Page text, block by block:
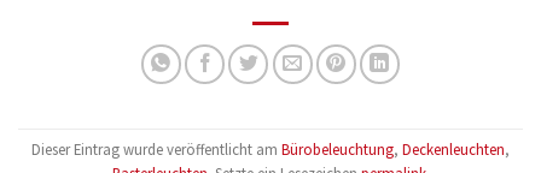
Dieser Eintrag wurde veröffentlicht am Bürobeleuchtung, Deckenleuchten,